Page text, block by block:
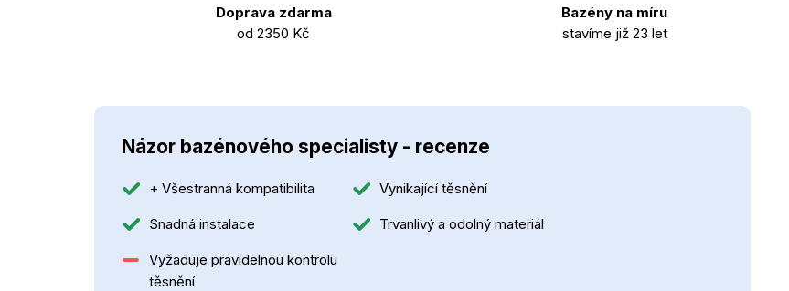
Doprava zdarma
od 2350 Kč
Bazény na míru
stavíme již 23 let
Názor bazénového specialisty - recenze
+ Všestranná kompatibilita Vynikající těsnění
Snadná instalace Trvanlivý a odolný materiál
Vyžaduje pravidelnou kontrolu
těsnění